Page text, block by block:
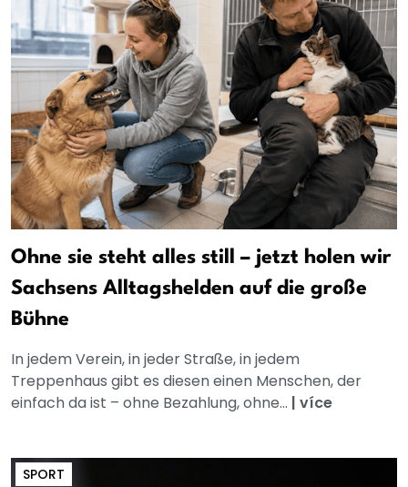
Ohne sie steht alles still – jetzt holen wir
Sachsens Alltagshelden auf die große
Bühne
In jedem Verein, in jeder Straße, in jedem
Treppenhaus gibt es diesen einen Menschen, der
einfach da ist – ohne Bezahlung, ohne... | více
SPORT